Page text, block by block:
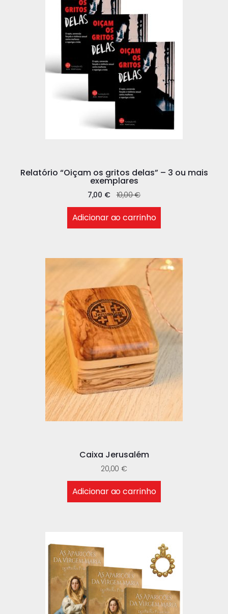
Relatório “Oiçam os gritos delas” – 3 ou mais
exemplares
10,00€
7,00 €
Adicionar ao carrinho
Caixa Jerusalém
20,00 €
Adicionar ao carrinho